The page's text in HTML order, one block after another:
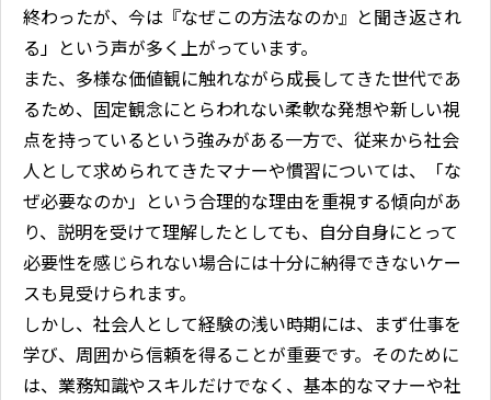
終わったが、今は『なぜこの方法なのか』と聞き返され
る」という声が多く上がっています。
また、多様な価値観に触れながら成長してきた世代であ
るため、固定観念にとらわれない柔軟な発想や新しい視
点を持っているという強みがある一方で、従来から社会
人として求められてきたマナーや慣習については、「な
ぜ必要なのか」という合理的な理由を重視する傾向があ
り、説明を受けて理解したとしても、自分自身にとって
必要性を感じられない場合には十分に納得できないケー
スも見受けられます。
しかし、社会人として経験の浅い時期には、まず仕事を
学び、周囲から信頼を得ることが重要です。そのために
は、業務知識やスキルだけでなく、基本的なマナーや社